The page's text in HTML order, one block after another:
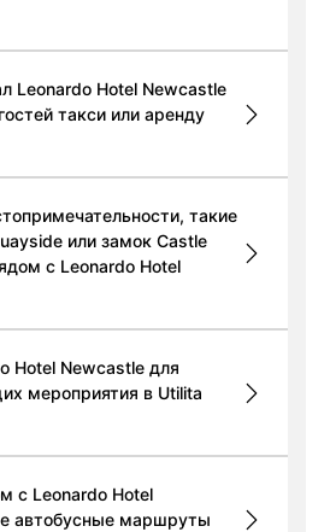
Leonardo Hotel Newcastle
такси или аренду
такие
или замок Castle
с Leonardo Hotel
Hotel Newcastle для
мероприятия в Utilita
с Leonardo Hotel
автобусные маршруты